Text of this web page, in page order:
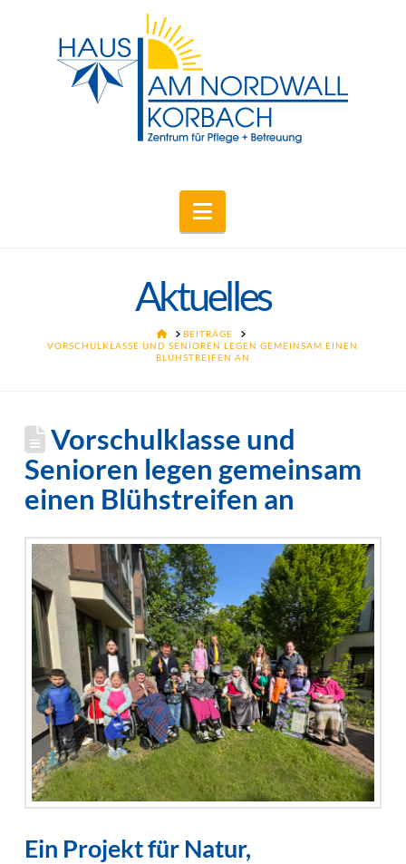
Navigation
Aktuelles
HOMEBEITRÄGE
VORSCHULKLASSE UND SENIOREN LEGEN GEMEINSAM EINEN
BLÜHSTREIFEN AN
Vorschulklasse und
Senioren legen gemeinsam
einen Blühstreifen an
Ein Projekt für Natur,